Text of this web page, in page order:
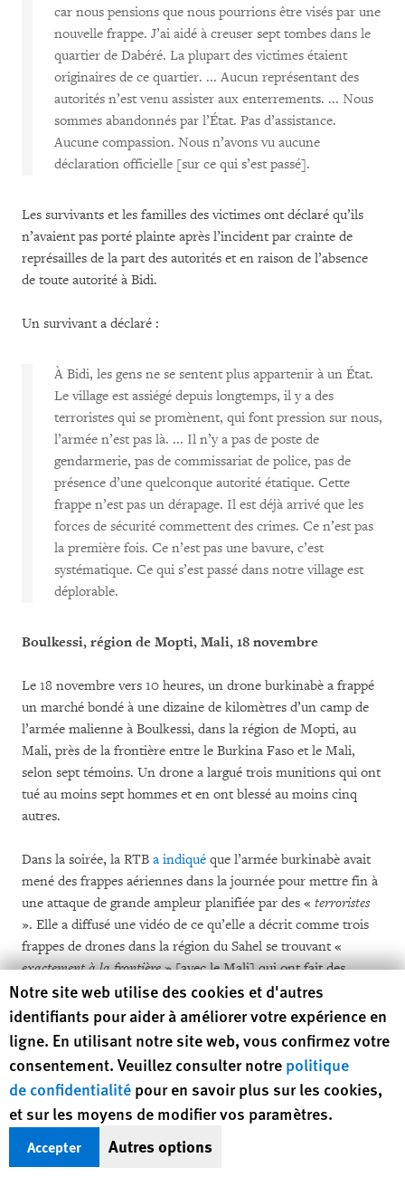
car nous pensions que nous pourrions être visés par une
nouvelle frappe. J’ai aidé à creuser sept tombes dans le
quartier de Dabéré. La plupart des victimes étaient
originaires de ce quartier. ... Aucun représentant des
autorités n’est venu assister aux enterrements. ... Nous
sommes abandonnés par l’État. Pas d’assistance.
Aucune compassion. Nous n’avons vu aucune
déclaration officielle [sur ce qui s’est passé].
Les survivants et les familles des victimes ont déclaré qu’ils
n’avaient pas porté plainte après l’incident par crainte de
représailles de la part des autorités et en raison de l’absence
de toute autorité à Bidi.
Un survivant a déclaré :
À Bidi, les gens ne se sentent plus appartenir à un État.
Le village est assiégé depuis longtemps, il y a des
terroristes qui se promènent, qui font pression sur nous,
l’armée n’est pas là. ... Il n’y a pas de poste de
gendarmerie, pas de commissariat de police, pas de
présence d’une quelconque autorité étatique. Cette
frappe n’est pas un dérapage. Il est déjà arrivé que les
forces de sécurité commettent des crimes. Ce n’est pas
la première fois. Ce n’est pas une bavure, c’est
systématique. Ce qui s’est passé dans notre village est
déplorable.
Boulkessi, région de Mopti, Mali, 18 novembre
Le 18 novembre vers 10 heures, un drone burkinabè a frappé
un marché bondé à une dizaine de kilomètres d’un camp de
l’armée malienne à Boulkessi, dans la région de Mopti, au
Mali, près de la frontière entre le Burkina Faso et le Mali,
selon sept témoins. Un drone a largué trois munitions qui ont
tué au moins sept hommes et en ont blessé au moins cinq
autres.
Dans la soirée, la RTB a indiqué que l’armée burkinabè avait
mené des frappes aériennes dans la journée pour mettre fin à
une attaque de grande ampleur planifiée par des « terroristes
». Elle a diffusé une vidéo de ce qu’elle a décrit comme trois
frappes de drones dans la région du Sahel se trouvant «
exactementà la frontière» [avec le Mali] qui ont fait des
centaines de victimes, contre ce qu’un journaliste de la RTB a
décrit comme une «base logistique» de combattants
islamistes. Le début de la vidéo montre au moins trois
munitions larguées sur un marché bondé. Human Rights
Watch a utilisé cette vidéo et des récits de témoins pour
localiser le marché au Mali. Des images satellite prises le 18
novembre à 9h49, heure locale, montrent un grand panache
de fumée qui s’élève au-dessus du marché. Des images satellite
prises le 3 février 2023 confirment la présence d’un marché au
Human Rights Watch cookie preferences
Notre site web utilise des cookies et d'autres
identifiants pour aider à améliorer votre expérience en
ligne. En utilisant notre site web, vous confirmez votre
consentement. Veuillez consulter notre politique
de confidentialité pour en savoir plus sur les cookies,
et sur les moyens de modifier vos paramètres.
Accepter Autres options